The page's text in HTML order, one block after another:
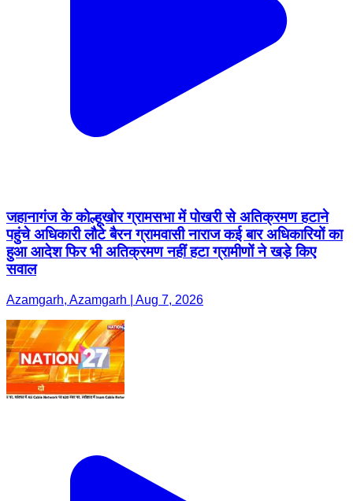
जहानागंज के कोल्हूखोर ग्रामसभा में पोखरी से अतिक्रमण हटाने
पहुंचे अधिकारी लौटे बैरन ग्रामवासी नाराज कई बार अधिकारियों का
हुआ आदेश फिर भी अतिक्रमण नहीं हटा ग्रामीणों ने खड़े किए
सवाल
Azamgarh, Azamgarh | Aug 7, 2026